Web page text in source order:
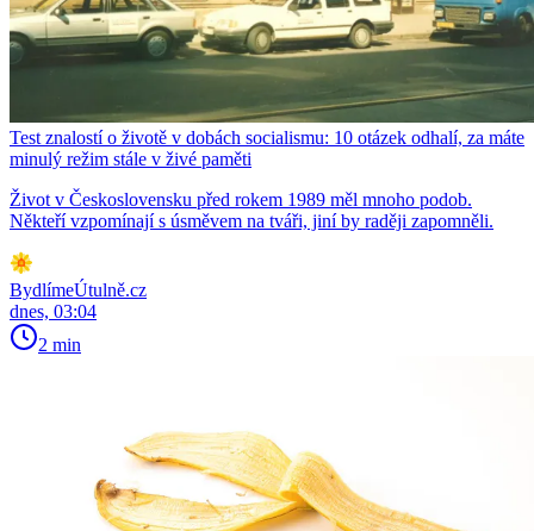
Test znalostí o životě v dobách socialismu: 10 otázek odhalí, za máte
minulý režim stále v živé paměti
Život v Československu před rokem 1989 měl mnoho podob.
Někteří vzpomínají s úsměvem na tváři, jiní by raději zapomněli.
BydlímeÚtulně.cz
dnes, 03:04
2 min